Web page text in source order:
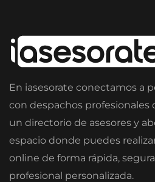
En iasesorate conectamos a
con despachos profesionales
un directorio de asesores y
espacio donde puedes
online de forma rápida,
profesional personalizada.